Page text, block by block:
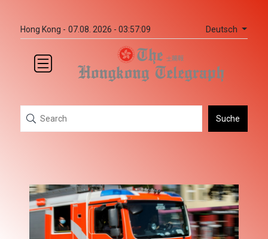
Hong Kong - 07.08. 2026 - 03:57:09 Deutsch
Suche